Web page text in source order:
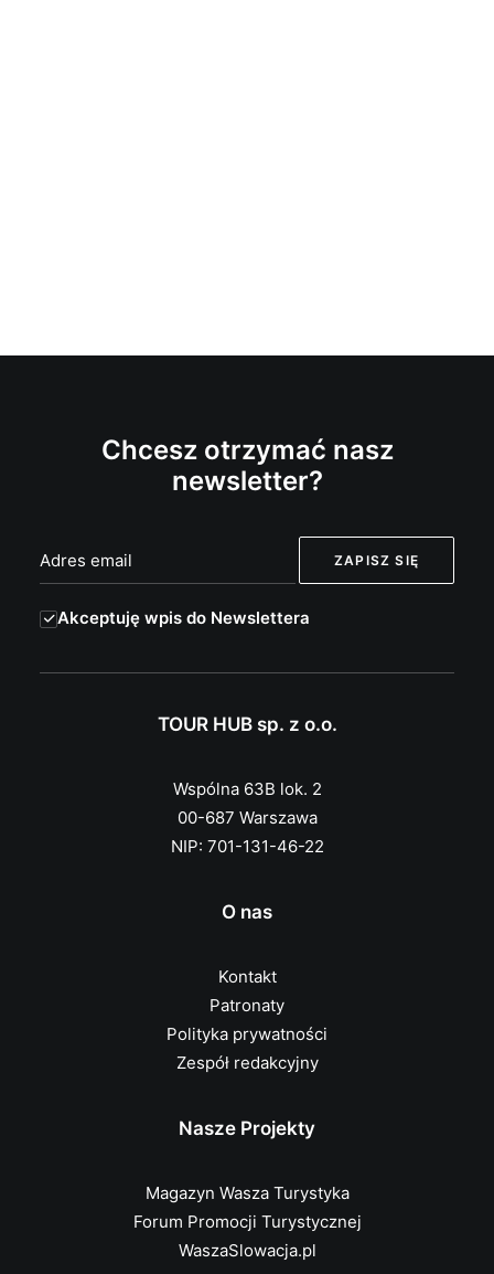
Chcesz otrzymać nasz
newsletter?
Akceptuję wpis do Newslettera
TOUR HUB sp. z o.o.
Wspólna 63B lok. 2
00-687 Warszawa
NIP: 701-131-46-22
O nas
Kontakt
Patronaty
Polityka prywatności
Zespół redakcyjny
Nasze Projekty
Magazyn Wasza Turystyka
Forum Promocji Turystycznej
WaszaSlowacja.pl